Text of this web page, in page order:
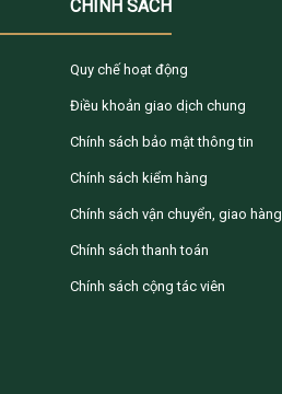
CHÍNH SÁCH
Quy chế hoạt động
Điều khoản giao dịch chung
Chính sách bảo mật thông tin
Chính sách kiểm hàng
Chính sách vận chuyển, giao hàng
Chính sách thanh toán
Chính sách cộng tác viên